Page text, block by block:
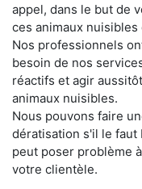
appel, dans le but de
ces animaux
Nos professionnels
besoin de nos
réactifs et agir
animaux nuisibles.
Nous pouvons faire
dératisation s'il le
peut poser problème
votre clientèle.